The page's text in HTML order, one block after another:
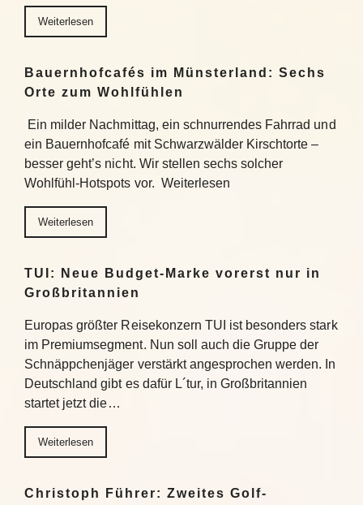
Weiterlesen
Bauernhofcafés im Münsterland: Sechs
Orte zum Wohlfühlen
Ein milder Nachmittag, ein schnurrendes Fahrrad und
ein Bauernhofcafé mit Schwarzwälder Kirschtorte –
besser geht’s nicht. Wir stellen sechs solcher
Wohlfühl-Hotspots vor. Weiterlesen
Weiterlesen
TUI: Neue Budget-Marke vorerst nur in
Großbritannien
Europas größter Reisekonzern TUI ist besonders stark
im Premiumsegment. Nun soll auch die Gruppe der
Schnäppchenjäger verstärkt angesprochen werden. In
Deutschland gibt es dafür L´tur, in Großbritannien
startet jetzt die…
Weiterlesen
Christoph Führer: Zweites Golf-